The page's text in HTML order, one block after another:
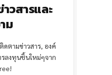
วสารและ
ม
ดตามข่าวสาร, องค์
รลงทุนชิ้นใหม่ๆจาก